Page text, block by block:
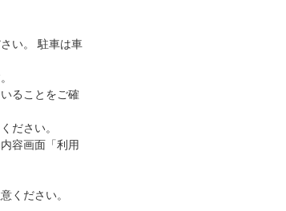
い。 駐車は車
ることをご確
ださい。
容画面「利用
ください。